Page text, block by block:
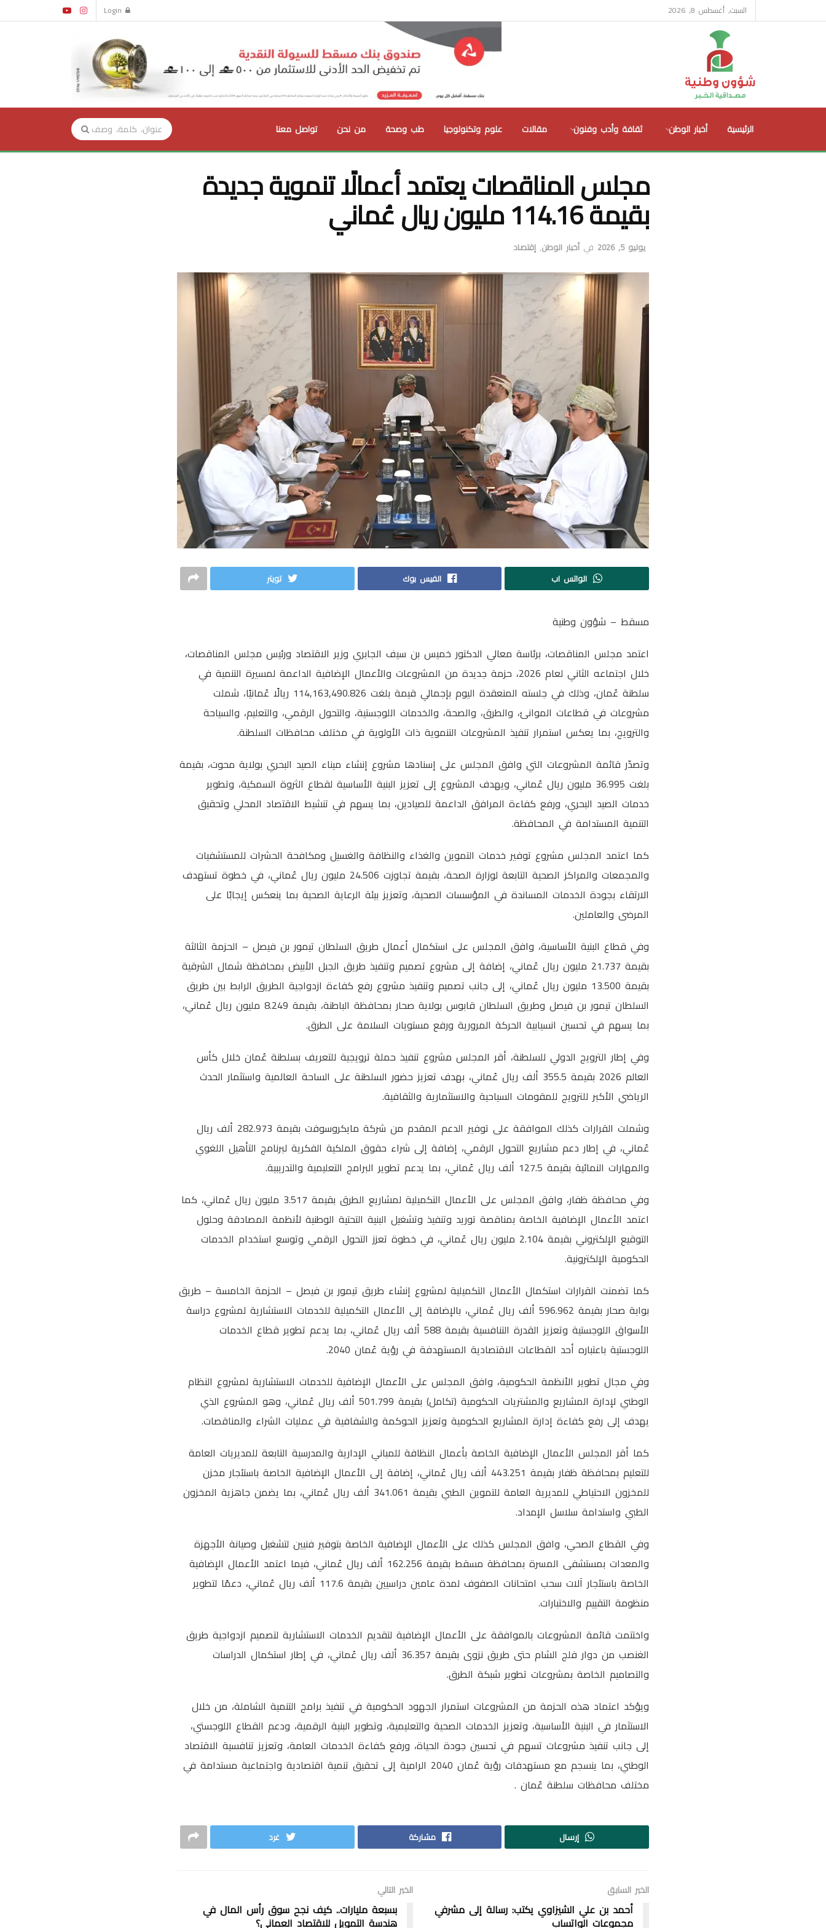
السبت, أغسطس 8, 2026
الرئيسية أخبار الوطن ثقافة وأدب وفنون مقالات علوم وتكنولوجيا طب وصحة من نحن تواصل معنا
مجلس المناقصات يعتمد أعمالًا تنموية جديدة
بقيمة 114.16 مليون ريال عُماني
يوليو 5, 2026 في أخبار الوطن, إقتصاد
الواتس اب الفيس بوك تويتر
مسقط – شؤون وطنية
اعتمد مجلس المناقصات، برئاسة معالي الدكتور خميس بن سيف الجابري وزير الاقتصاد ورئيس مجلس المناقصات،
خلال اجتماعه الثاني لعام 2026، حزمة جديدة من المشروعات والأعمال الإضافية الداعمة لمسيرة التنمية في
سلطنة عُمان، وذلك في جلسته المنعقدة اليوم بإجمالي قيمة بلغت 114,163,490.826 ريالًا عُمانيًا، شملت
مشروعات في قطاعات الموانئ، والطرق، والصحة، والخدمات اللوجستية، والتحول الرقمي، والتعليم، والسياحة
والترويج، بما يعكس استمرار تنفيذ المشروعات التنموية ذات الأولوية في مختلف محافظات السلطنة.
وتصدّر قائمة المشروعات التي وافق المجلس على إسنادها مشروع إنشاء ميناء الصيد البحري بولاية محوت، بقيمة
بلغت 36.995 مليون ريال عُماني، ويهدف المشروع إلى تعزيز البنية الأساسية لقطاع الثروة السمكية، وتطوير
خدمات الصيد البحري، ورفع كفاءة المرافق الداعمة للصيادين، بما يسهم في تنشيط الاقتصاد المحلي وتحقيق
التنمية المستدامة في المحافظة.
كما اعتمد المجلس مشروع توفير خدمات التموين والغذاء والنظافة والغسيل ومكافحة الحشرات للمستشفيات
والمجمعات والمراكز الصحية التابعة لوزارة الصحة، بقيمة تجاوزت 24.506 مليون ريال عُماني، في خطوة تستهدف
الارتقاء بجودة الخدمات المساندة في المؤسسات الصحية، وتعزيز بيئة الرعاية الصحية بما ينعكس إيجابًا على
المرضى والعاملين.
وفي قطاع البنية الأساسية، وافق المجلس على استكمال أعمال طريق السلطان تيمور بن فيصل – الحزمة الثالثة
بقيمة 21.737 مليون ريال عُماني، إضافة إلى مشروع تصميم وتنفيذ طريق الجبل الأبيض بمحافظة شمال الشرقية
بقيمة 13.500 مليون ريال عُماني، إلى جانب تصميم وتنفيذ مشروع رفع كفاءة ازدواجية الطريق الرابط بين طريق
السلطان تيمور بن فيصل وطريق السلطان قابوس بولاية صحار بمحافظة الباطنة، بقيمة 8.249 مليون ريال عُماني،
بما يسهم في تحسين انسيابية الحركة المرورية ورفع مستويات السلامة على الطرق.
وفي إطار الترويج الدولي للسلطنة، أقر المجلس مشروع تنفيذ حملة ترويجية للتعريف بسلطنة عُمان خلال كأس
العالم 2026 بقيمة 355.5 ألف ريال عُماني، بهدف تعزيز حضور السلطنة على الساحة العالمية واستثمار الحدث
الرياضي الأكبر للترويج للمقومات السياحية والاستثمارية والثقافية.
وشملت القرارات كذلك الموافقة على توفير الدعم المقدم من شركة مايكروسوفت بقيمة 282.973 ألف ريال
عُماني، في إطار دعم مشاريع التحول الرقمي، إضافة إلى شراء حقوق الملكية الفكرية لبرنامج التأهيل اللغوي
والمهارات النمائية بقيمة 127.5 ألف ريال عُماني، بما يدعم تطوير البرامج التعليمية والتدريبية.
وفي محافظة ظفار، وافق المجلس على الأعمال التكميلية لمشاريع الطرق بقيمة 3.517 مليون ريال عُماني، كما
اعتمد الأعمال الإضافية الخاصة بمناقصة توريد وتنفيذ وتشغيل البنية التحتية الوطنية لأنظمة المصادقة وحلول
التوقيع الإلكتروني بقيمة 2.104 مليون ريال عُماني، في خطوة تعزز التحول الرقمي وتوسع استخدام الخدمات
الحكومية الإلكترونية.
كما تضمنت القرارات استكمال الأعمال التكميلية لمشروع إنشاء طريق تيمور بن فيصل – الحزمة الخامسة – طريق
بوابة صحار بقيمة 596.962 ألف ريال عُماني، بالإضافة إلى الأعمال التكميلية للخدمات الاستشارية لمشروع دراسة
الأسواق اللوجستية وتعزيز القدرة التنافسية بقيمة 588 ألف ريال عُماني، بما يدعم تطوير قطاع الخدمات
اللوجستية باعتباره أحد القطاعات الاقتصادية المستهدفة في رؤية عُمان 2040.
وفي مجال تطوير الأنظمة الحكومية، وافق المجلس على الأعمال الإضافية للخدمات الاستشارية لمشروع النظام
الوطني لإدارة المشاريع والمشتريات الحكومية (تكامل) بقيمة 501.799 ألف ريال عُماني، وهو المشروع الذي
يهدف إلى رفع كفاءة إدارة المشاريع الحكومية وتعزيز الحوكمة والشفافية في عمليات الشراء والمناقصات.
كما أقر المجلس الأعمال الإضافية الخاصة بأعمال النظافة للمباني الإدارية والمدرسية التابعة للمديريات العامة
للتعليم بمحافظة ظفار بقيمة 443.251 ألف ريال عُماني، إضافة إلى الأعمال الإضافية الخاصة باستئجار مخزن
للمخزون الاحتياطي للمديرية العامة للتموين الطبي بقيمة 341.061 ألف ريال عُماني، بما يضمن جاهزية المخزون
الطبي واستدامة سلاسل الإمداد.
وفي القطاع الصحي، وافق المجلس كذلك على الأعمال الإضافية الخاصة بتوفير فنيين لتشغيل وصيانة الأجهزة
والمعدات بمستشفى المسرة بمحافظة مسقط بقيمة 162.256 ألف ريال عُماني، فيما اعتمد الأعمال الإضافية
الخاصة باستئجار آلات سحب امتحانات الصفوف لمدة عامين دراسيين بقيمة 117.6 ألف ريال عُماني، دعمًا لتطوير
منظومة التقييم والاختبارات.
واختتمت قائمة المشروعات بالموافقة على الأعمال الإضافية لتقديم الخدمات الاستشارية لتصميم ازدواجية طريق
الغنصب من دوار فلج الشام حتى طريق نزوى بقيمة 36.357 ألف ريال عُماني، في إطار استكمال الدراسات
والتصاميم الخاصة بمشروعات تطوير شبكة الطرق.
ويؤكد اعتماد هذه الحزمة من المشروعات استمرار الجهود الحكومية في تنفيذ برامج التنمية الشاملة، من خلال
الاستثمار في البنية الأساسية، وتعزيز الخدمات الصحية والتعليمية، وتطوير البنية الرقمية، ودعم القطاع اللوجستي،
إلى جانب تنفيذ مشروعات تسهم في تحسين جودة الحياة، ورفع كفاءة الخدمات العامة، وتعزيز تنافسية الاقتصاد
الوطني، بما ينسجم مع مستهدفات رؤية عُمان 2040 الرامية إلى تحقيق تنمية اقتصادية واجتماعية مستدامة في
مختلف محافظات سلطنة عُمان .
إرسال مشاركة غرد
الخبر السابق
أحمد بن علي الشيزاوي يكتب: رسالة إلى مشرفي
مجموعات الواتساب
الخبر التالي
بسبعة مليارات.. كيف نجح سوق رأس المال في
هندسة التمويل للاقتصاد العماني؟